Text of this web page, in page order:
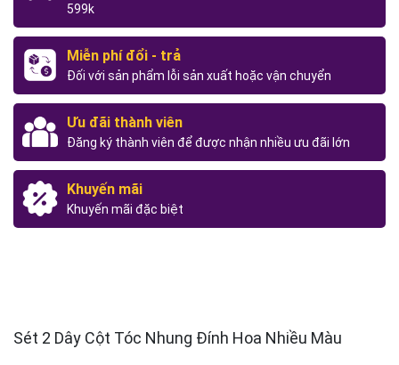
599k
Miễn phí đổi - trả
Đối với sản phẩm lỗi sản xuất hoặc vận chuyển
Ưu đãi thành viên
Đăng ký thành viên để được nhận nhiều ưu đãi lớn
Khuyến mãi
Khuyến mãi đặc biệt
Sét 2 Dây Cột Tóc Nhung Đính Hoa Nhiều Màu